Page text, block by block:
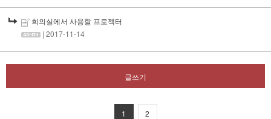
희의실에서 사용할 프로젝터
| 2017-11-14
글쓰기
1 2